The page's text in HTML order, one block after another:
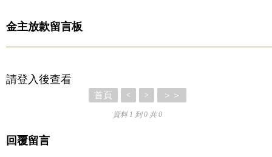
金主放款留言板
請登入後查看
首頁 < > ＞＞
資料 1 到 0 共 0
回覆留言